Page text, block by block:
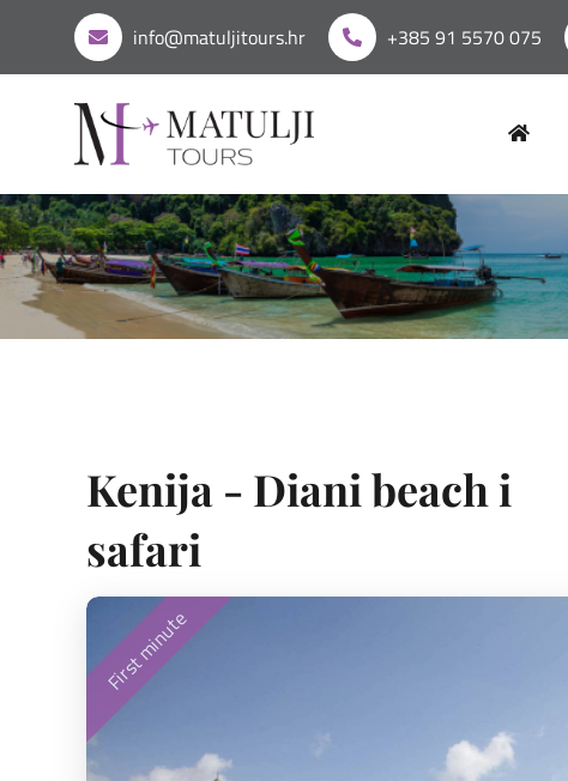
info@matuljitours.hr +385 91 5570 075
Kenija - Diani beach i
safari
First minute